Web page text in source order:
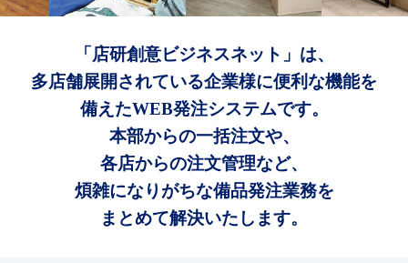
「店研創意ビジネスネット」は、
多店舗展開されている企業様に便利な機能を
備えたWEB発注システムです。
本部からの一括注文や、
各店からの注文管理など、
煩雑になりがちな備品発注業務を
まとめて解決いたします。